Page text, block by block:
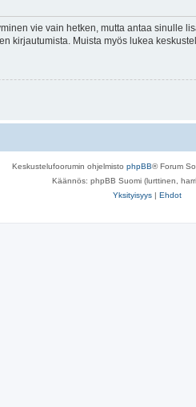
vie vain hetken, mutta antaa sinulle
kirjautumista. Muista myös lukea
Keskustelufoorumin ohjelmisto phpBB® Forum
Käännös: phpBB Suomi (lurttinen,
Yksityisyys | Ehdot